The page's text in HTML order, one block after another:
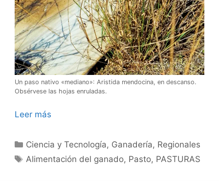
Un paso nativo «mediano»: Aristida mendocina, en descanso.
Obsérvese las hojas enruladas.
Leer más
Categorías
Ciencia y Tecnología, Ganadería, Regionales
Etiquetas
Alimentación del ganado, Pasto, PASTURAS